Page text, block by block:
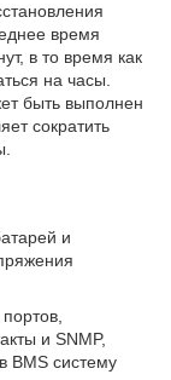
время
в то время как
на часы.
быть выполнен
сократить
и
и SNMP,
BMS систему